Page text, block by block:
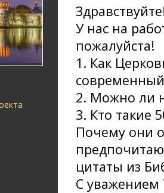
У нас на
пожалуйста!
1. Как
2. Можно ли
3. Кто такие
Почему они
цитаты из
С уважением